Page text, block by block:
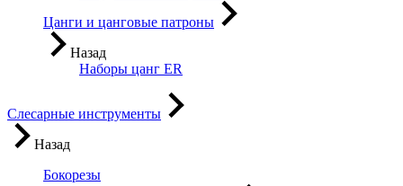
Цанги и цанговые патроны
Назад
Наборы цанг ER
Слесарные инструменты
Назад
Бокорезы